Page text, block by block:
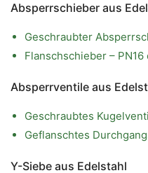
Absperrschieber aus
Geschraubter
Flanschschieber – PN16
Absperrventile aus
Geschraubtes
Geflanschtes
Y-Siebe aus Edelstahl